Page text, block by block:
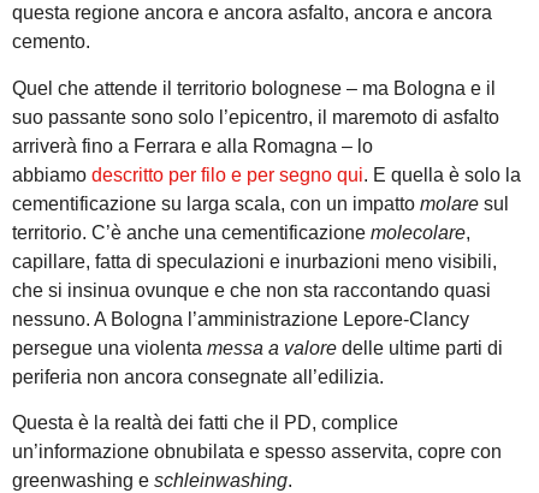
questa regione ancora e ancora asfalto, ancora e ancora
cemento.
Quel che attende il territorio bolognese – ma Bologna e il
suo passante sono solo l’epicentro, il maremoto di asfalto
arriverà fino a Ferrara e alla Romagna – lo
abbiamo descritto per filo e per segno qui. E quella è solo la
cementificazione su larga scala, con un impatto molare sul
territorio. C’è anche una cementificazione molecolare,
capillare, fatta di speculazioni e inurbazioni meno visibili,
che si insinua ovunque e che non sta raccontando quasi
nessuno. A Bologna l’amministrazione Lepore-Clancy
persegue una violenta messa a valore delle ultime parti di
periferia non ancora consegnate all’edilizia.
Questa è la realtà dei fatti che il PD, complice
un’informazione obnubilata e spesso asservita, copre con
greenwashing e schleinwashing.